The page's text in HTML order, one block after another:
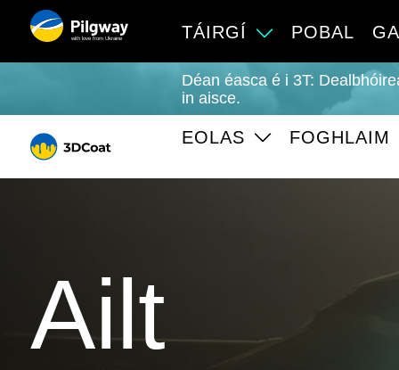
with love from Ukraine TÁIRGÍ POBAL
Déan éasca é i 3T:
in aisce.
EOLAS FOGHLAIM
Ailt